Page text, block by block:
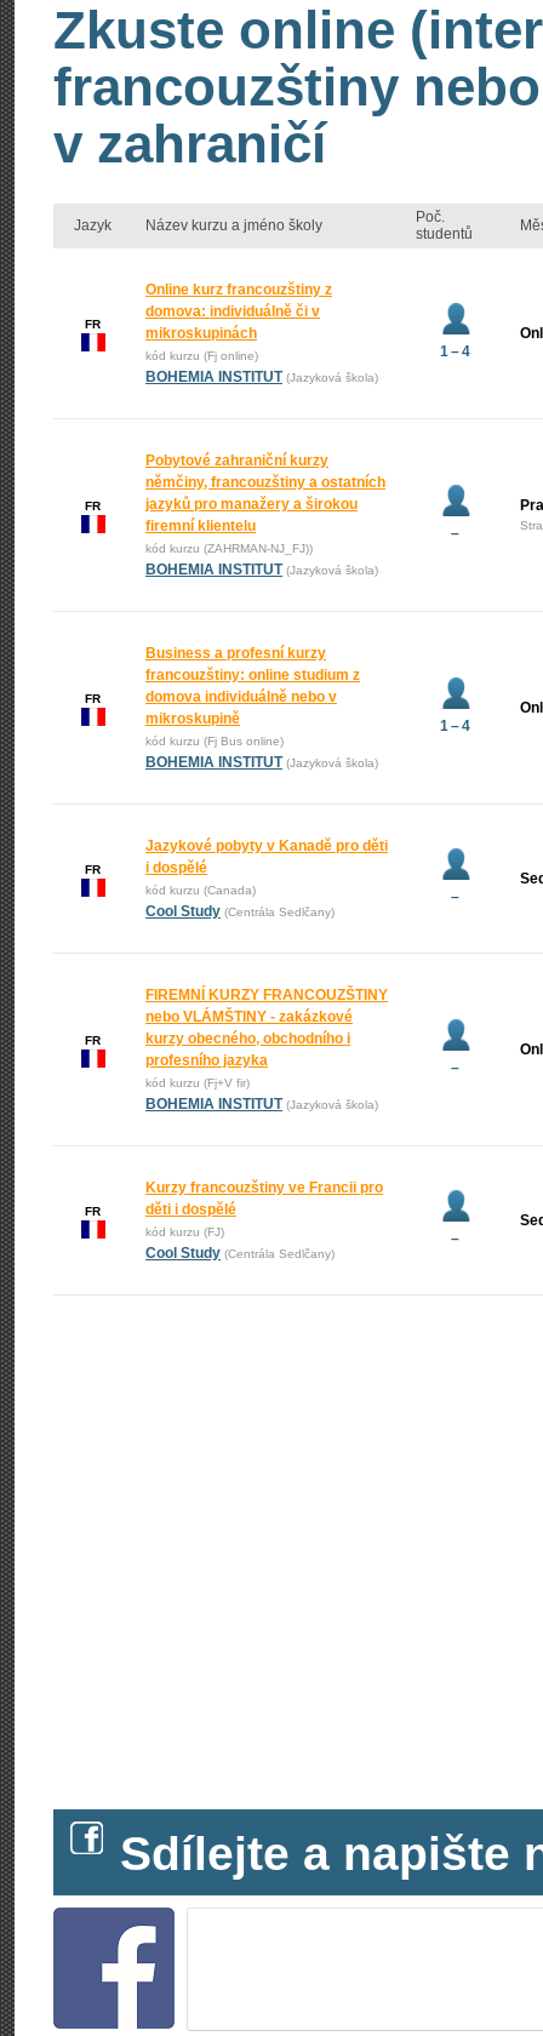
Zkuste online
francouzštiny
v zahraničí
Jazyk Název kurzu a jméno školy
Poč.
studentů
FR
Online kurz francouzštiny z
domova: individuálně či v
mikroskupinách
kód kurzu (Fj online)
BOHEMIA INSTITUT (Jazyková škola)
1 – 4
FR
Pobytové zahraniční kurzy
němčiny, francouzštiny a ostatních
jazyků pro manažery a širokou
firemní klientelu
kód kurzu (ZAHRMAN-NJ_FJ))
BOHEMIA INSTITUT (Jazyková škola)
–
FR
Business a profesní kurzy
francouzštiny: online studium z
domova individuálně nebo v
mikroskupině
kód kurzu (Fj Bus online)
BOHEMIA INSTITUT (Jazyková škola)
1 – 4
FR
Jazykové pobyty v Kanadě pro děti
i dospělé
kód kurzu (Canada)
Cool Study (Centrála Sedlčany)
–
FR
FIREMNÍ KURZY FRANCOUZŠTINY
nebo VLÁMŠTINY - zakázkové
kurzy obecného, obchodního i
profesního jazyka
kód kurzu (Fj+V fir)
BOHEMIA INSTITUT (Jazyková škola)
–
FR
Kurzy francouzštiny ve Francii pro
děti i dospělé
kód kurzu (FJ)
Cool Study (Centrála Sedlčany)
–
Sdílejte a napište